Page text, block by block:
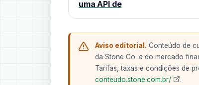
uma API de
Aviso editorial. Conteúdo de
da Stone Co. e do mercado
Tarifas, taxas e condições de
conteudo.stone.com.br/
.